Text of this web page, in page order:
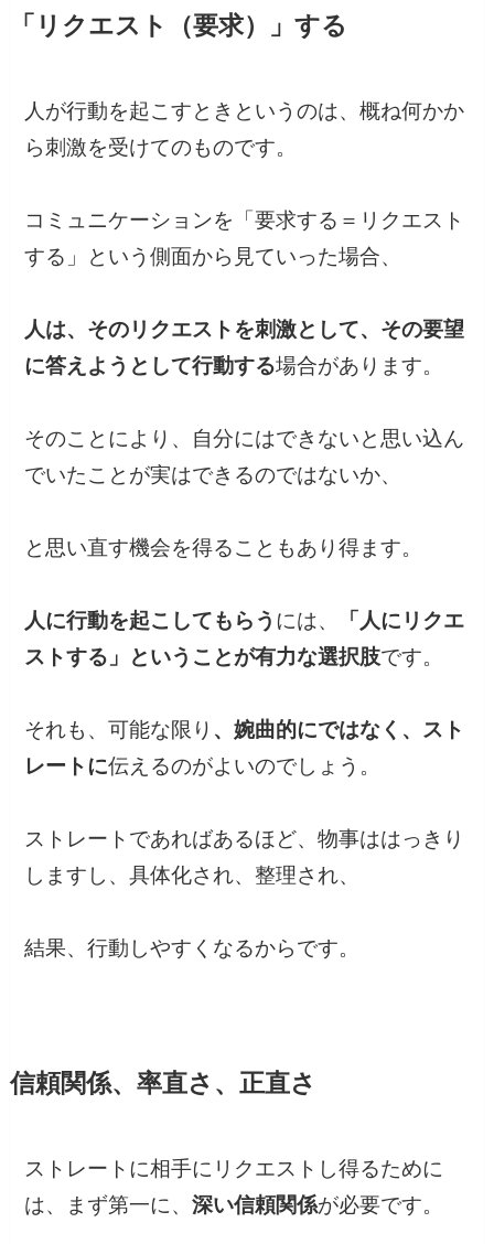
「リクエスト（要求）」する
人が行動を起こすときというのは、概ね何かか
ら刺激を受けてのものです。
コミュニケーションを「要求する＝リクエスト
する」という側面から見ていった場合、
人は、そのリクエストを刺激として、その要望
に答えようとして行動する場合があります。
そのことにより、自分にはできないと思い込ん
でいたことが実はできるのではないか、
と思い直す機会を得ることもあり得ます。
人に行動を起こしてもらう には、
「人にリクエ
ストする」ということが有力な選択肢です。
それも、可能な限り 、婉曲的にではなく、スト
レートに伝えるのがよいのでしょう。
ストレートであればあるほど、物事ははっきり
しますし、具体化され、整理され、
結果、行動しやすくなるからです。
信頼関係、率直さ、正直さ
ストレートに相手にリクエストし得るために
は、まず第一に、深い信頼関係が必要です。